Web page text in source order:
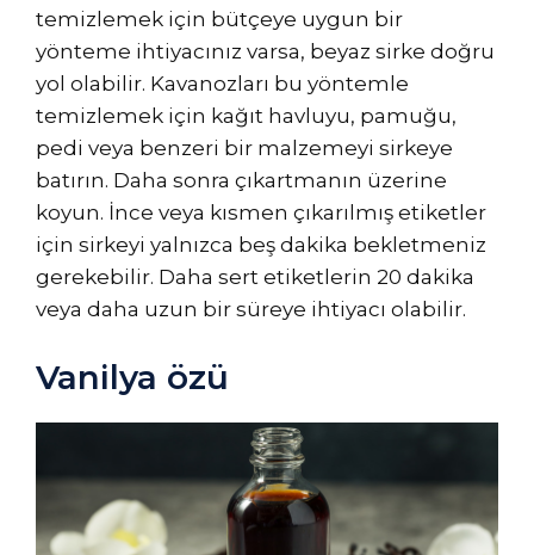
temizlemek için bütçeye uygun bir
yönteme ihtiyacınız varsa, beyaz sirke doğru
yol olabilir. Kavanozları bu yöntemle
temizlemek için kağıt havluyu, pamuğu,
pedi veya benzeri bir malzemeyi sirkeye
batırın. Daha sonra çıkartmanın üzerine
koyun. İnce veya kısmen çıkarılmış etiketler
için sirkeyi yalnızca beş dakika bekletmeniz
gerekebilir. Daha sert etiketlerin 20 dakika
veya daha uzun bir süreye ihtiyacı olabilir.
Vanilya özü